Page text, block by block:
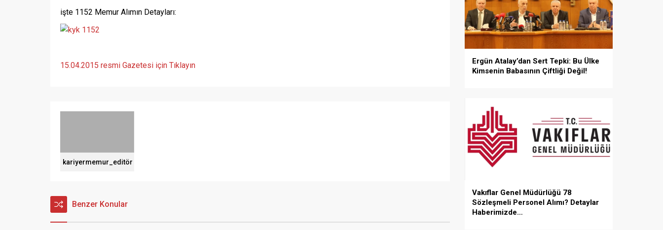
işte 1152 Memur Alımın Detayları:
15.04.2015 resmi Gazetesi için Tıklayın
kariyermemur_editör
Benzer Konular
Ergün Atalay’dan Sert Tepki: Bu Ülke
Kimsenin Babasının Çiftliği Değil!
Vakıflar Genel Müdürlüğü 78
Sözleşmeli Personel Alımı? Detaylar
Haberimizde…